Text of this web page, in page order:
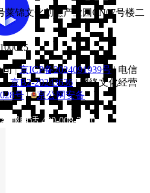
莱锦文化创意产业园CN07号楼二
司 |京ICP备2024091939号 | 电信
京B2-20243636 | 网络文化经营
号| 京公网安备
客服电话400-008-3110